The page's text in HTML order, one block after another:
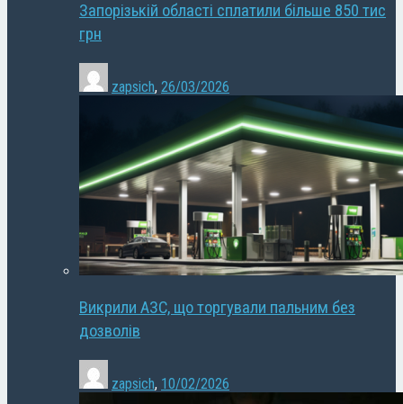
Запорізькій області сплатили більше 850 тис
грн
zapsich, 26/03/2026
Викрили АЗС, що торгували пальним без
дозволів
zapsich, 10/02/2026